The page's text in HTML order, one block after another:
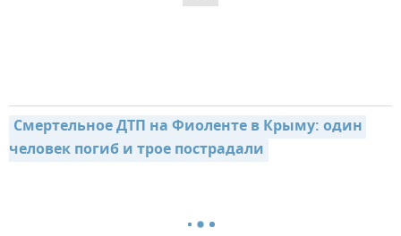
Смертельное ДТП на Фиоленте в Крыму: один
человек погиб и трое пострадали